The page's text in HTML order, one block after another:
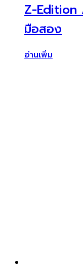
Z-Edition
มือสอง
อ่านเพิ่ม